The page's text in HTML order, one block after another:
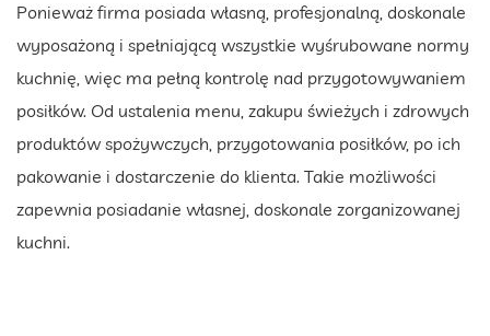
Ponieważ firma posiada własną, profesjonalną, doskonale
wyposażoną i spełniającą wszystkie wyśrubowane normy
kuchnię, więc ma pełną kontrolę nad przygotowywaniem
posiłków. Od ustalenia menu, zakupu świeżych i zdrowych
produktów spożywczych, przygotowania posiłków, po ich
pakowanie i dostarczenie do klienta. Takie możliwości
zapewnia posiadanie własnej, doskonale zorganizowanej
kuchni.